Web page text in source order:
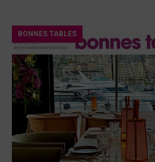
BONNES TABLES